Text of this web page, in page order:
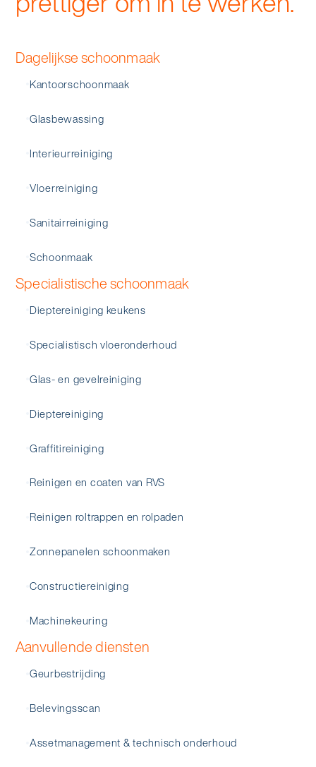
Dagelijkse schoonmaak
Kantoorschoonmaak
Glasbewassing
Interieurreiniging
Vloerreiniging
Sanitairreiniging
Schoonmaak
Specialistische schoonmaak
Dieptereiniging keukens
Specialistisch vloeronderhoud
Glas- en gevelreiniging
Dieptereiniging
Graffitireiniging
Reinigen en coaten van RVS
Reinigen roltrappen en rolpaden
Zonnepanelen schoonmaken
Constructiereiniging
Machinekeuring
Aanvullende diensten
Geurbestrijding
Belevingsscan
Assetmanagement & technisch onderhoud